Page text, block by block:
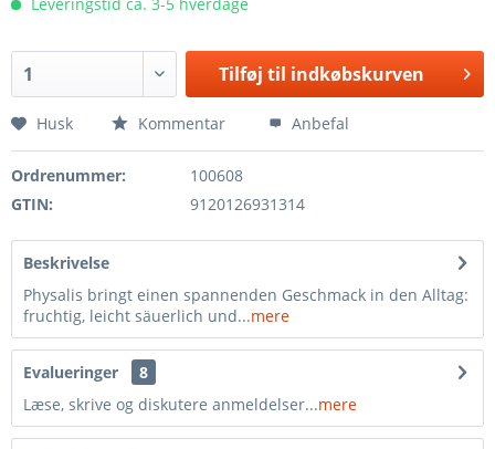
Tilføj til indkøbskurven
Husk Kommentar Anbefal
Ordrenummer:
100608
GTIN:
9120126931314
Beskrivelse
Physalis bringt einen spannenden Geschmack in den Alltag:
fruchtig, leicht säuerlich und...mere
Evalueringer
8
Læse, skrive og diskutere anmeldelser...mere